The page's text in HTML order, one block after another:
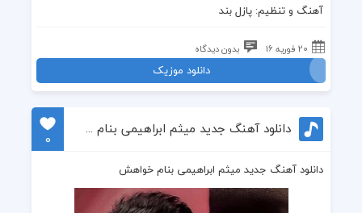
آهنگ و تنظیم: پازل بند
20 فوریه 16 بدون دیدگاه
دانلود موزیک
دانلود آهنگ جدید میثم ابراهیمی بنام خواهش
0
دانلود آهنگ جدید میثم ابراهیمی بنام خواهش